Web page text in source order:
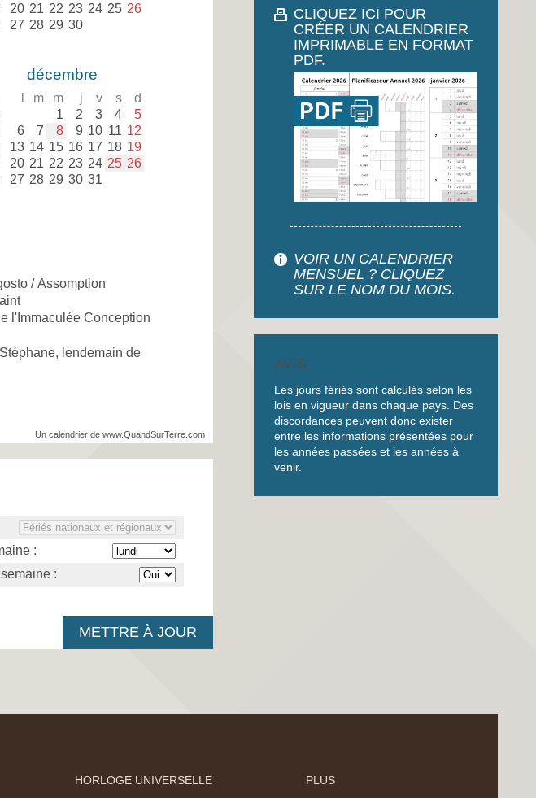
20 21 22 23 24 25 26
27 28 29 30
décembre
m m j v s d
1 2 3 4 5
6 7 8 9 10 11 12
13 14 15 16 17 18 19
20 21 22 23 24 25 26
27 28 29 30 31
/ Assomption
l'Immaculée Conception
lendemain de
Un calendrier de www.QuandSurTerre.com
:
:
CLIQUEZ ICI POUR
CRÉER UN CALENDRIER
IMPRIMABLE EN FORMAT
PDF.
VOIR UN CALENDRIER
MENSUEL ? CLIQUEZ
SUR LE NOM DU MOIS.
AVIS
Les jours fériés sont calculés selon les
lois en vigueur dans chaque pays. Des
discordances peuvent donc exister
entre les informations présentées pour
les années passées et les années à
venir.
HORLOGE UNIVERSELLE
PLUS